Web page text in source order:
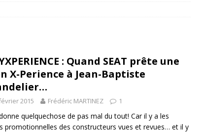
Honda dévoile un spot publicitaire… confiné! ACTUS
: Quand SEAT prête une
X-Perience à Jean-Baptiste
2015 Frédéric MARTINEZ 1
quelquechose de pas mal du tout! Car il y a les
promotionnelles des constructeurs vues et revues… et il y